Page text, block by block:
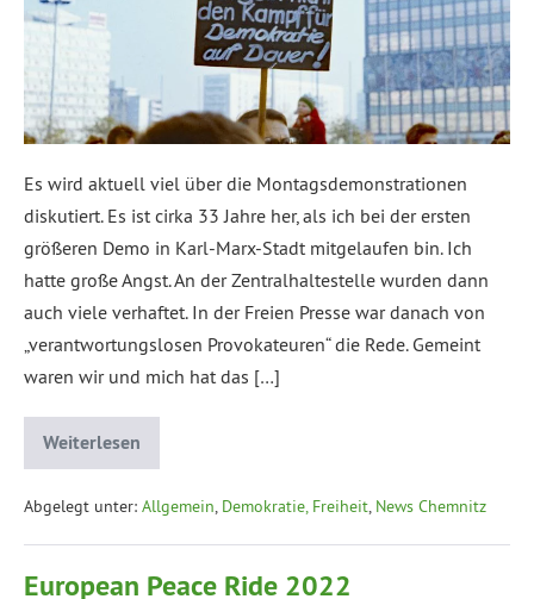
Es wird aktuell viel über die Montagsdemonstrationen
diskutiert. Es ist cirka 33 Jahre her, als ich bei der ersten
größeren Demo in Karl-Marx-Stadt mitgelaufen bin. Ich
hatte große Angst. An der Zentralhaltestelle wurden dann
auch viele verhaftet. In der Freien Presse war danach von
„verantwortungslosen Provokateuren“ die Rede. Gemeint
waren wir und mich hat das […]
Weiterlesen
Abgelegt unter: Allgemein, Demokratie, Freiheit, News Chemnitz
European Peace Ride 2022